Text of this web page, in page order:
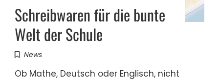
Schreibwaren für die bunte
Welt der Schule
News
Ob Mathe, Deutsch oder Englisch, nicht